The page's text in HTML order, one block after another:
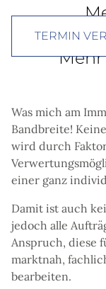
TERMIN
Mehr
Was mich am
Bandbreite!
wird durch
einer ganz
Damit ist auch
jedoch alle
Anspruch, diese
marktnah,
bearbeiten.